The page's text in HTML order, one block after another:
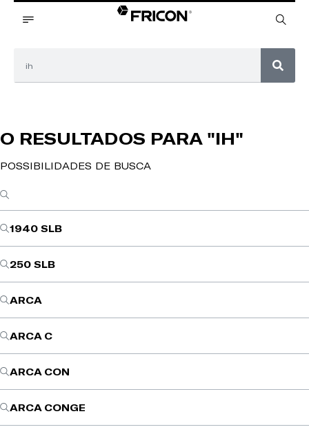
O RESULTADOS PARA "IH"
POSSIBILIDADES DE BUSCA
1940 SLB
250 SLB
ARCA
ARCA C
ARCA CON
ARCA CONGE